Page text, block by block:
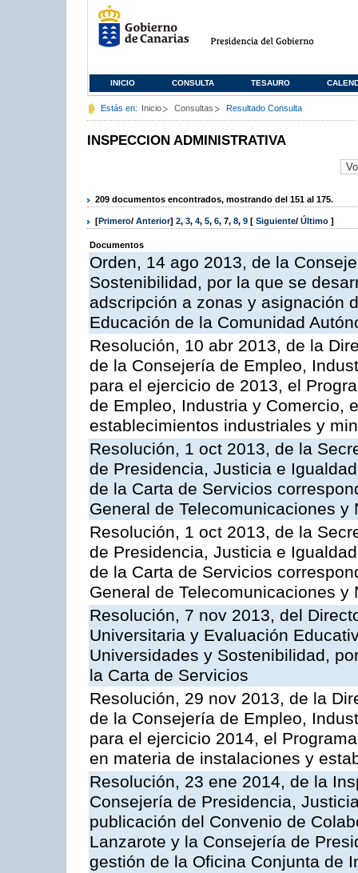
INICIO CONSULTA TESAURO
Estás en: Inicio Consultas Resultado Consulta
INSPECCION ADMINISTRATIVA
209 documentos encontrados, mostrando del 151 al 175.
[Primero/ Anterior] 2, 3, 4, 5, 6, 7, 8, 9 [ Siguiente/ Último ]
Documentos
Orden, 14 ago 2013, de la
Sostenibilidad, por la que se
adscripción a zonas y asignación
Educación de la Comunidad
Resolución, 10 abr 2013, de la
de la Consejería de Empleo,
para el ejercicio de 2013, el
de Empleo, Industria y Comercio,
establecimientos industriales y
Resolución, 1 oct 2013, de la
de Presidencia, Justicia e
de la Carta de Servicios
General de Telecomunicaciones y
Resolución, 1 oct 2013, de la
de Presidencia, Justicia e
de la Carta de Servicios
General de Telecomunicaciones y
Resolución, 7 nov 2013, del
Universitaria y Evaluación
Universidades y Sostenibilidad,
la Carta de Servicios
Resolución, 29 nov 2013, de la
de la Consejería de Empleo,
para el ejercicio 2014, el
en materia de instalaciones y
Resolución, 23 ene 2014, de la
Consejería de Presidencia,
publicación del Convenio de
Lanzarote y la Consejería de
gestión de la Oficina Conjunta de